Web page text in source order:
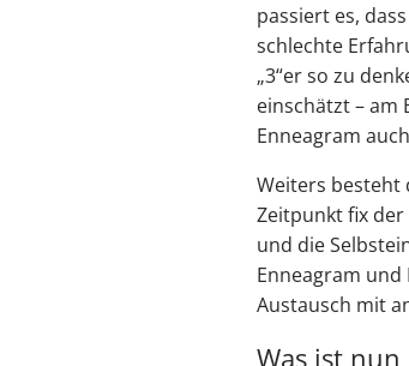
passiert es,
schlechte
„3“er so zu
einschätzt – am
Enneagram
Weiters besteht
Zeitpunkt fix der
und die
Enneagram
Austausch mit
Was ist nun